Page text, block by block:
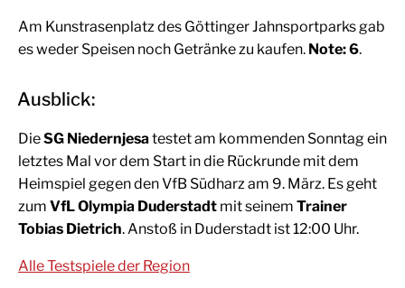
Am Kunstrasenplatz des Göttinger Jahnsportparks gab
es weder Speisen noch Getränke zu kaufen. Note: 6.
Ausblick:
DieSG Niedernjesatestet am kommenden Sonntag ein
letztes Mal vor dem Start in die Rückrunde mit dem
Heimspiel gegen den VfB Südharz am 9. März. Es geht
zum VfL Olympia Duderstadt mit seinem Trainer
Tobias Dietrich. Anstoß in Duderstadt ist 12:00 Uhr.
Alle Testspiele der Region